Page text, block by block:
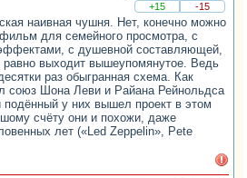
+15 -15
наивная чушня. Нет, конечно можно
для семейного просмотра, с
с душевной составляющей,
равно выходит вышеупомянутое. Ведь
раз обыгранная схема. Как
союз Шона Леви и Райана Рейнольдса
подённый у них вышел проект в этом
счёту они и похожи, даже
лет («Led Zeppelin», Pete